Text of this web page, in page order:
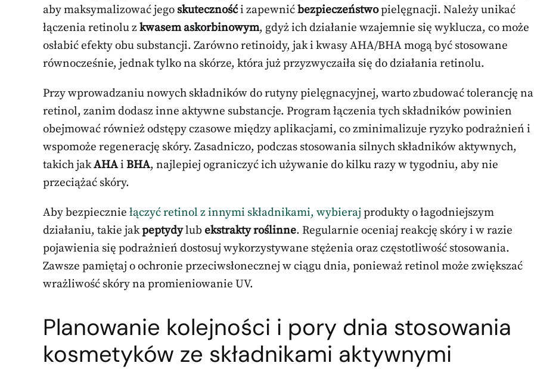
aby maksymalizować jego skutecznośći zapewnićbezpieczeństwopielęgnacji. Należy unikać
łączenia retinolu zkwasem askorbinowym, gdyż ich działanie wzajemnie się wyklucza, co może
osłabić efekty obu substancji. Zarówno retinoidy, jak i kwasy AHA/BHA mogą być stosowane
równocześnie, jednak tylko na skórze, która już przyzwyczaiła się do działania retinolu.
Przy wprowadzaniu nowych składników do rutyny pielęgnacyjnej, warto zbudować tolerancję na
retinol, zanim dodasz inne aktywne substancje. Program łączenia tych składników powinien
obejmować również odstępy czasowe między aplikacjami, co zminimalizuje ryzyko podrażnień i
wspomoże regenerację skóry. Zasadniczo, podczas stosowania silnych składników aktywnych,
takich jakAHAi BHA, najlepiej ograniczyć ich używanie do kilku razy w tygodniu, aby nie
przeciążać skóry.
Aby bezpiecznie łączyć retinol z innymi składnikami, wybierajprodukty o łagodniejszym
działaniu, takie jakpeptydylub ekstrakty roślinne. Regularnie oceniaj reakcję skóry i w razie
pojawienia się podrażnień dostosuj wykorzystywane stężenia oraz częstotliwość stosowania.
Zawsze pamiętaj o ochronie przeciwsłonecznej w ciągu dnia, ponieważ retinol może zwiększać
wrażliwość skóry na promieniowanie UV.
Planowanie kolejności i pory dnia stosowania
kosmetyków ze składnikami aktywnymi